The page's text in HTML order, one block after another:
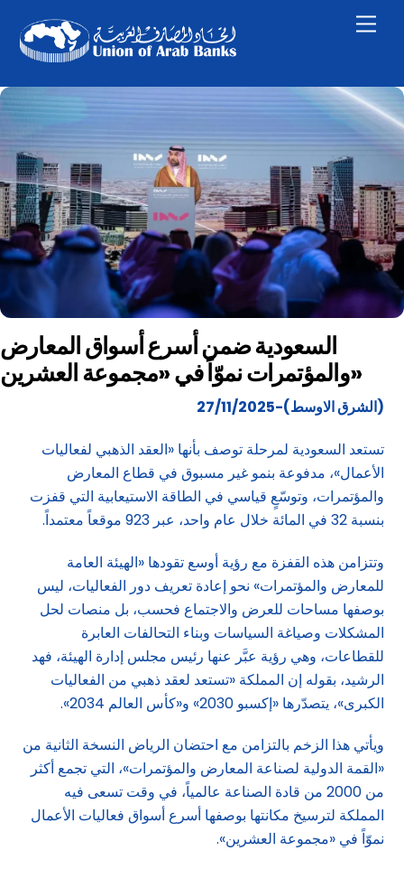
content
السعودية ضمن أسرع أسواق المعارض
والمؤتمرات نموّاً في «مجموعة العشرين»
(الشرق الاوسط)-27/11/2025
تستعد السعودية لمرحلة توصف بأنها «العقد الذهبي لفعاليات
الأعمال»، مدفوعة بنمو غير مسبوق في قطاع المعارض
والمؤتمرات، وتوسّعٍ قياسي في الطاقة الاستيعابية التي قفزت
بنسبة 32 في المائة خلال عام واحد، عبر 923 موقعاً معتمداً.
وتتزامن هذه القفزة مع رؤية أوسع تقودها «الهيئة العامة
للمعارض والمؤتمرات» نحو إعادة تعريف دور الفعاليات، ليس
بوصفها مساحات للعرض والاجتماع فحسب، بل منصات لحل
المشكلات وصياغة السياسات وبناء التحالفات العابرة
للقطاعات، وهي رؤية عبَّر عنها رئيس مجلس إدارة الهيئة، فهد
الرشيد، بقوله إن المملكة «تستعد لعقد ذهبي من الفعاليات
الكبرى»، يتصدّرها «إكسبو 2030» و«كأس العالم 2034».
ويأتي هذا الزخم بالتزامن مع احتضان الرياض النسخة الثانية من
«القمة الدولية لصناعة المعارض والمؤتمرات»، التي تجمع أكثر
من 2000 من قادة الصناعة عالمياً، في وقت تسعى فيه
المملكة لترسيخ مكانتها بوصفها أسرع أسواق فعاليات الأعمال
نموّاً في «مجموعة العشرين».